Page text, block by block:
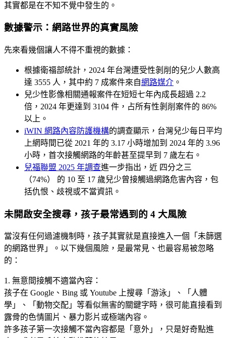
其實都是在不知不覺中發生的。
數據警示：網路世界的真實風險
先來看幾個讓人不得不重視的數據：
根據衛福部統計，2024 年台灣遭受性剝削的兒少人數高
達 3555 人，其中約 7 成案件來自網路媒介 。
兒少性影像相關通報案件在短短七年內成長超過 2.2
倍，2024 年更達到 3104 件，占所有性剝削案件的 86%
以上。
iWIN 網路內容防護機構的調查顯示，台灣兒少每日平均
上網時間已從 2021 年的 3.17 小時增加到 2024 年的 3.96
小時，首次接觸網路的年齡甚至提早到 7 歲左右。
兒福聯盟 2025 年調查進一步指出，近 四分之三
（74%） 的 10 至 17 歲兒少曾接觸過網路危害內容，包
括仇恨、歧視或不當資訊。
未開啟安全搜尋，孩子最常遇到的 4 大風險
當沒有任何過濾機制時，孩子其實就是直接進入一個「未篩選
的網路世界」。以下幾個風險，是最常見、也最容易被忽略
的：
1. 無意間接觸不適當內容：
孩子在 Google、Bing 或 Youtube 上搜尋「游泳」、「人體
學」、「動物交配」等看似無害的關鍵字時，很可能直接看到
露骨的色情圖片、暴力影片或極端內容。
許多孩子第一次接觸不當內容都是「意外」，只是好奇點進